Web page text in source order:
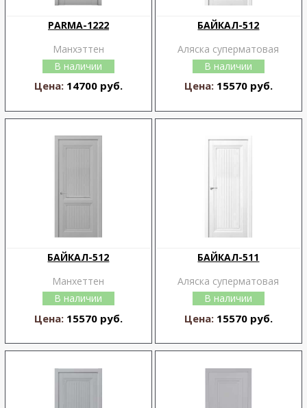
PARMA-1222
Манхэттен
В наличии
Цена: 14700 руб.
БАЙКАЛ-512
Аляска суперматовая
В наличии
Цена: 15570 руб.
БАЙКАЛ-512
Манхеттен
В наличии
Цена: 15570 руб.
БАЙКАЛ-511
Аляска суперматовая
В наличии
Цена: 15570 руб.